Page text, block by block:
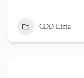
CDD Lima